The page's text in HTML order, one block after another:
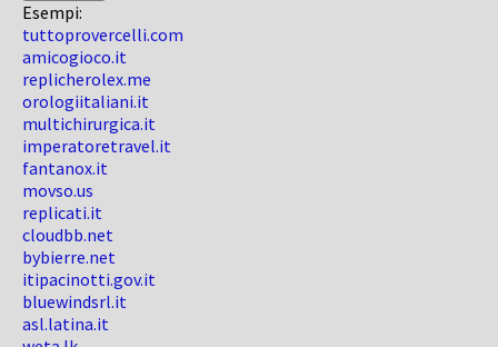
Esempi:
tuttoprovercelli.com
amicogioco.it
replicherolex.me
orologiitaliani.it
multichirurgica.it
imperatoretravel.it
fantanox.it
movso.us
replicati.it
cloudbb.net
bybierre.net
itipacinotti.gov.it
bluewindsrl.it
asl.latina.it